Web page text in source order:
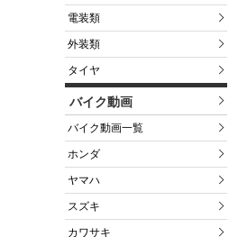
電装類
外装類
タイヤ
バイク動画
バイク動画一覧
ホンダ
ヤマハ
スズキ
カワサキ